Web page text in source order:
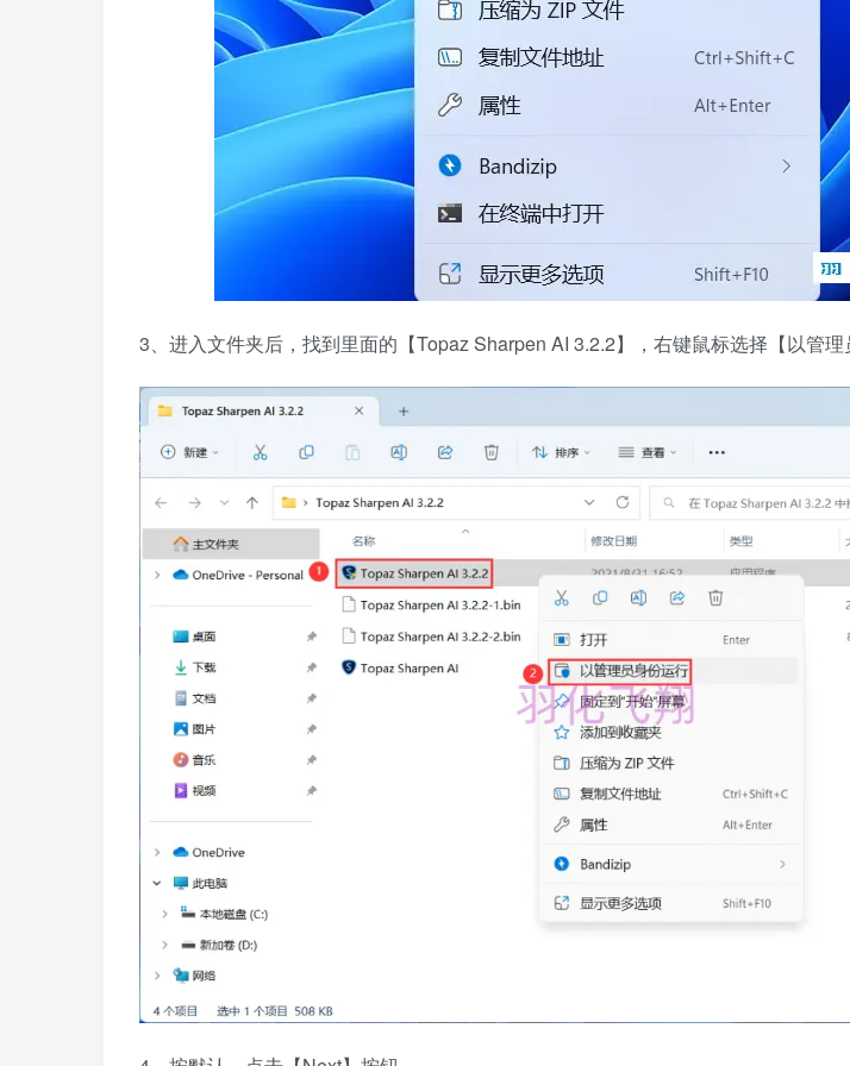
3、进入文件夹后，找到里面的【Topaz Sharpen AI 3.2.2】，右键鼠标选择【以管理